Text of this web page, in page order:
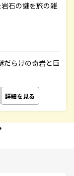
石の謎を旅の雑
だらけの奇岩と巨
詳細を見る